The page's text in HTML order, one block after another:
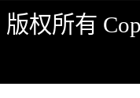
版权所有